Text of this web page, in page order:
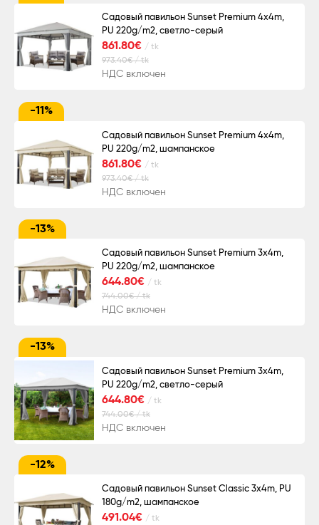
Садовый павильон Sunset Premium 4x4m,
PU 220g/m2, светло-серый
861.80€ / tk
973.40€ / tk
НДС включен
-11%
Садовый павильон Sunset Premium 4x4m,
PU 220g/m2, шампанское
861.80€ / tk
973.40€ / tk
НДС включен
-13%
Садовый павильон Sunset Premium 3x4m,
PU 220g/m2, шампанское
644.80€ / tk
744.00€ / tk
НДС включен
-13%
Садовый павильон Sunset Premium 3x4m,
PU 220g/m2, светло-серый
644.80€ / tk
744.00€ / tk
НДС включен
-12%
Садовый павильон Sunset Classic 3x4m, PU
180g/m2, шампанское
491.04€ / tk